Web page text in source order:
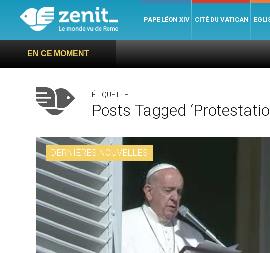
PAPE LÉON XIV CITÉ DU VATICAN
EN CE MOMENT
ÉTIQUETTE
Posts Tagged
DERNIÈRES NOUVELLES